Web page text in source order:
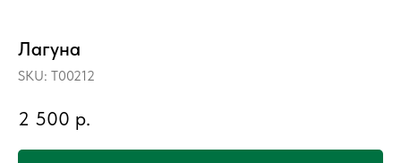
Лагуна
SKU: T00212
2 500 р.